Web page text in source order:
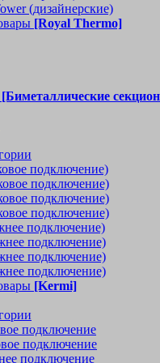
(дизайнерские)
[Royal Thermo]
[Биметаллические
подключение)
подключение)
подключение)
подключение)
подключение)
подключение)
подключение)
подключение)
[Kermi]
подключение
подключение
подключение